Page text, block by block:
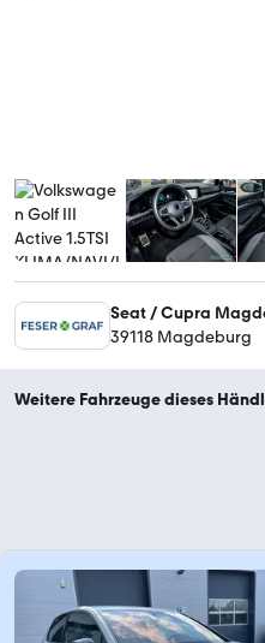
39118 Magdeburg
Weitere Fahrzeuge dieses